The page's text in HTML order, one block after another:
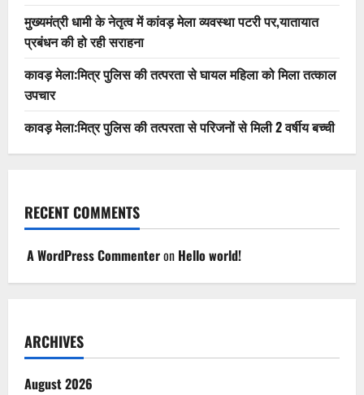
मुख्यमंत्री धामी के नेतृत्व में कांवड़ मेला व्यवस्था पटरी पर,यातायात
प्रबंधन की हो रही सराहना
कावड़ मेला:मित्र पुलिस की तत्परता से घायल महिला को मिला तत्काल
उपचार
कावड़ मेला:मित्र पुलिस की तत्परता से परिजनों से मिली 2 वर्षीय बच्ची
RECENT COMMENTS
A WordPress Commenteron Hello world!
ARCHIVES
August 2026